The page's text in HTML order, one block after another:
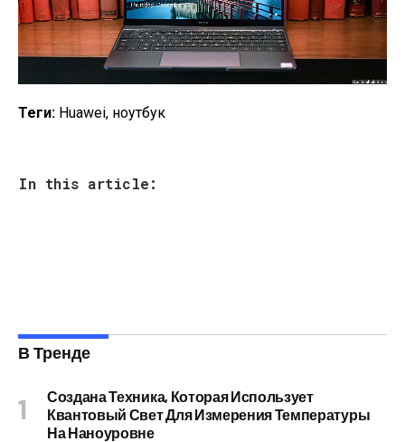
Теги: Huawei, ноутбук
In this article:
В Тренде
Создана Техника, Которая Использует
Квантовый Свет Для Измерения Температуры
На Наноуровне